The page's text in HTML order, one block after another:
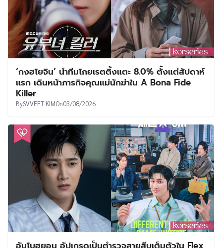
‘กงฮโยจิน’ นำทีมโกยเรตติ้งแตะ 8.0% ตั้งแต่สัปดาห์
แรก เดินหน้าภารกิจคุณแม่นักฆ่าใน A Bona Fide
Killer
BySVVEET KIMOn03/08/2026